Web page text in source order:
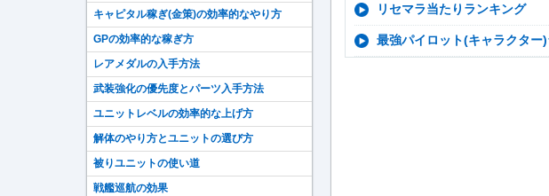
リセマラ当たりランキング
最強パイロット(キャラクター
キャピタル稼ぎ(金策)の効率的なやり方
GPの効率的な稼ぎ方
レアメダルの入手方法
武装強化の優先度とパーツ入手方法
ユニットレベルの効率的な上げ方
解体のやり方とユニットの選び方
被りユニットの使い道
戦艦巡航の効果